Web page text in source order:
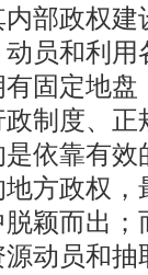
部政权
员和利
固定地
制度、
依靠有
方政权
颖而出
动员和